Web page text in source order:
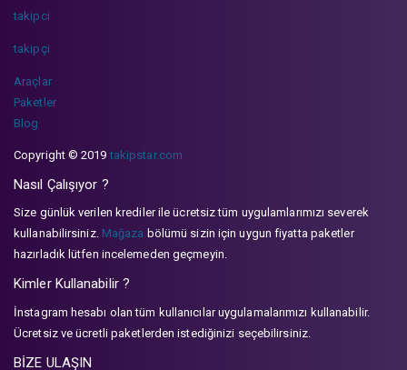
takipci
takipçi
Araçlar
Paketler
Blog
Copyright © 2019takipstar.com
Nasıl Çalışıyor ?
Size günlük verilen krediler ile ücretsiz tüm uygulamlarımızı severek
kullanabilirsiniz. Mağaza bölümü sizin için uygun fiyatta paketler
hazırladık lütfen incelemeden geçmeyin.
Kimler Kullanabilir ?
İnstagram hesabı olan tüm kullanıcılar uygulamalarımızı kullanabilir.
Ücretsiz ve ücretli paketlerden istediğinizi seçebilirsiniz.
BİZE ULAŞIN